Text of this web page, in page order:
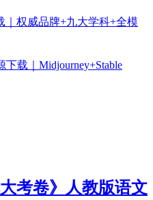
｜权威品牌+九大学科+全模
载｜Midjourney+Stable
考卷》人教版语文